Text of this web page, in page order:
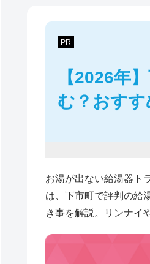
PR
【2026年
む？おす
お湯が出ない給湯器ト
は、下市町で評判の給
き事を解説。リンナイ